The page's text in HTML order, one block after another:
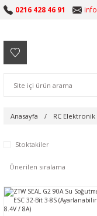
0216 428 46 91 info
Anasayfa RC Elektronik
Stoktakiler